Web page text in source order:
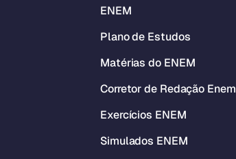
ENEM
Plano de Estudos
Matérias do ENEM
Corretor de Redação Enem
Exercícios ENEM
Simulados ENEM